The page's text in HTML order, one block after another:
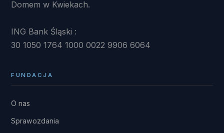
Domem w Kwiekach.
ING Bank Śląski :
30 1050 1764 1000 0022 9906 6064
FUNDACJA
O nas
Sprawozdania